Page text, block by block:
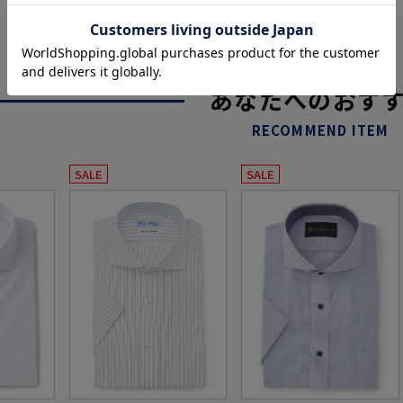
あなたへのおす
RECOMMEND ITEM
SALE SALE